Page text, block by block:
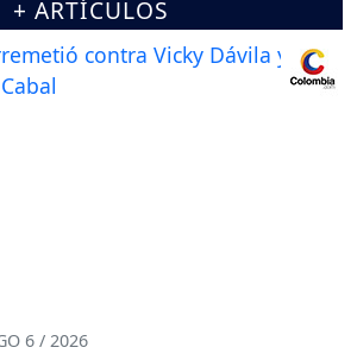
+ ARTÍCULOS
6 / 2026